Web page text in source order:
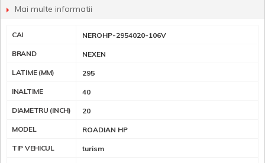
Mai multe informatii
CAI NEROHP-2954020-106V
BRAND NEXEN
LATIME (MM) 295
INALTIME 40
DIAMETRU (INCH) 20
MODEL ROADIAN HP
TIP VEHICUL turism